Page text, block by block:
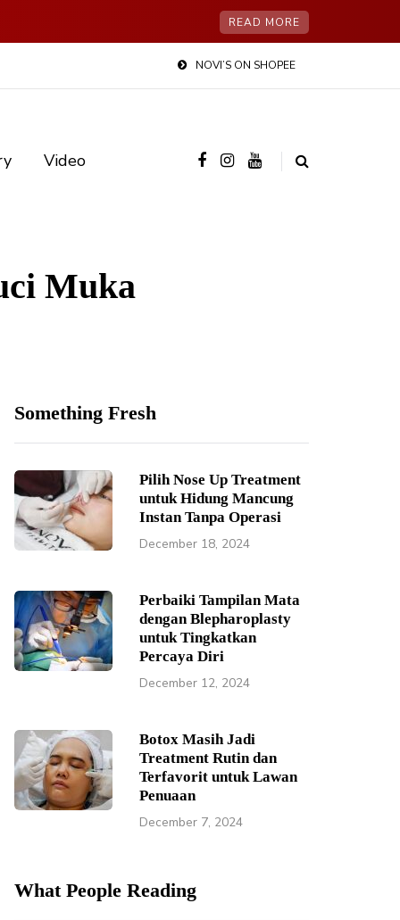
READ MORE
NOVI’S ON SHOPEE
Video
Muka
Something Fresh
Pilih Nose Up Treatment
untuk Hidung Mancung
Instan Tanpa Operasi
December 18, 2024
Perbaiki Tampilan Mata
dengan Blepharoplasty
untuk Tingkatkan
Percaya Diri
December 12, 2024
Botox Masih Jadi
Treatment Rutin dan
Terfavorit untuk Lawan
Penuaan
December 7, 2024
What People Reading